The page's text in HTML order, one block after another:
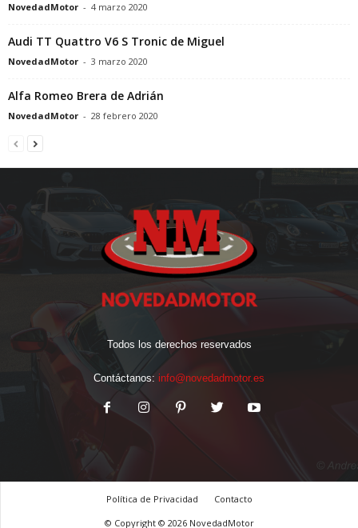
NovedadMotor - 4 marzo 2020
Audi TT Quattro V6 S Tronic de Miguel
NovedadMotor - 3 marzo 2020
Alfa Romeo Brera de Adrián
NovedadMotor - 28 febrero 2020
Todos los derechos reservados
Contáctanos: info@novedadmotor.es
Política de Privacidad
Contacto
© Copyright © 2026 NovedadMotor